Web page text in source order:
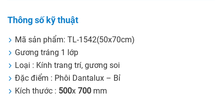
Thông số kỹ thuật
Mã sản phẩm: TL-1542(50x70cm)
Gương tráng 1 lớp
Loại : Kính trang trí, gương soi
Đặc điểm : Phôi Dantalux – Bỉ
Kích thước : 500x 700 mm